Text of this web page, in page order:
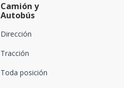
Camión y
Autobús
Dirección
Tracción
Toda posición